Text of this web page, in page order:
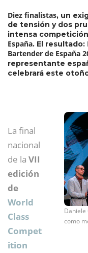
Diez finalistas, un
de tensión y dos
intensa
España. El resultado:
Bartender de España
representante
celebrará este
como
La final
nacional
de la VII
edición
de
World
Class
Compet
ition